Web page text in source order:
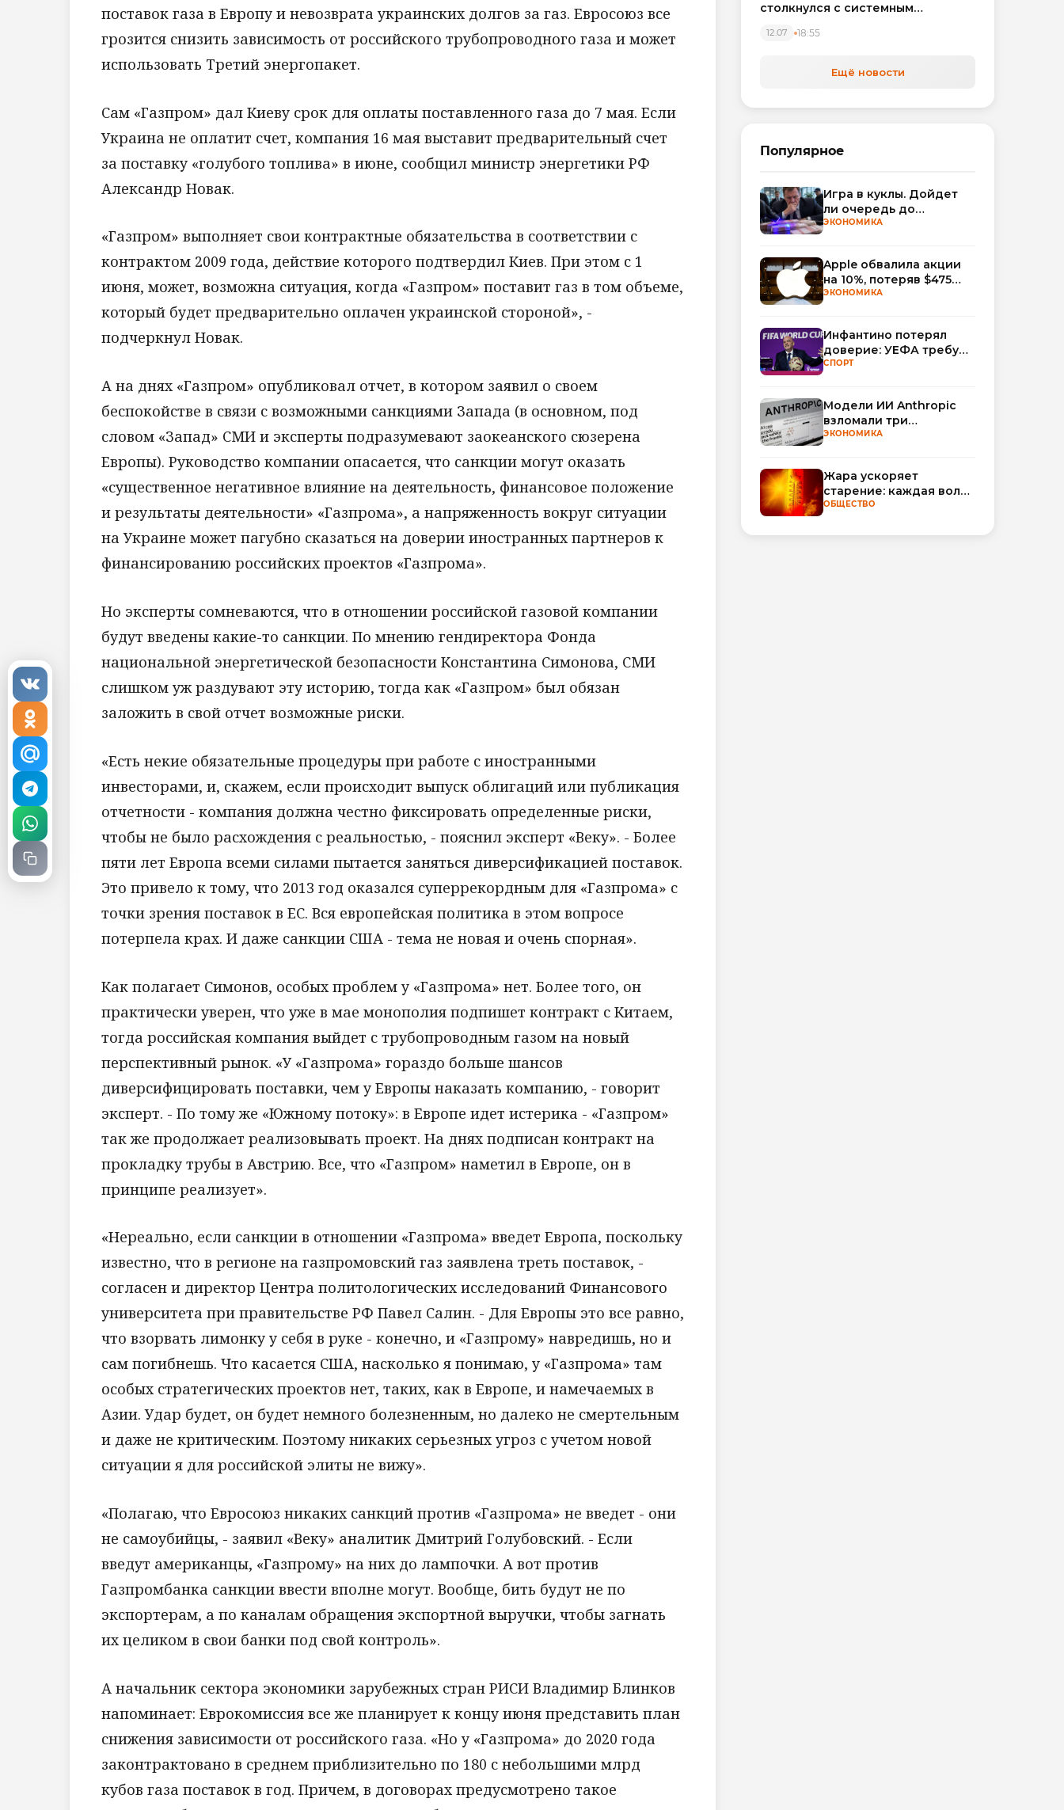
поставок газа в Европу и невозврата украинских долгов за газ. Евросоюз все
грозится снизить зависимость от российского трубопроводного газа и может
использовать Третий энергопакет.
Сам «Газпром» дал Киеву срок для оплаты поставленного газа до 7 мая. Если
Украина не оплатит счет, компания 16 мая выставит предварительный счет
за поставку «голубого топлива» в июне, сообщил министр энергетики РФ
Александр Новак.
«Газпром» выполняет свои контрактные обязательства в соответствии с
контрактом 2009 года, действие которого подтвердил Киев. При этом с 1
июня, может, возможна ситуация, когда «Газпром» поставит газ в том объеме,
который будет предварительно оплачен украинской стороной», -
подчеркнул Новак.
А на днях «Газпром» опубликовал отчет, в котором заявил о своем
беспокойстве в связи с возможными санкциями Запада (в основном, под
словом «Запад» СМИ и эксперты подразумевают заокеанского сюзерена
Европы). Руководство компании опасается, что санкции могут оказать
«существенное негативное влияние на деятельность, финансовое положение
и результаты деятельности» «Газпрома», а напряженность вокруг ситуации
на Украине может пагубно сказаться на доверии иностранных партнеров к
финансированию российских проектов «Газпрома».
Но эксперты сомневаются, что в отношении российской газовой компании
будут введены какие-то санкции. По мнению гендиректора Фонда
национальной энергетической безопасности Константина Симонова, СМИ
слишком уж раздувают эту историю, тогда как «Газпром» был обязан
заложить в свой отчет возможные риски.
«Есть некие обязательные процедуры при работе с иностранными
инвесторами, и, скажем, если происходит выпуск облигаций или публикация
отчетности - компания должна честно фиксировать определенные риски,
чтобы не было расхождения с реальностью, - пояснил эксперт «Веку». - Более
пяти лет Европа всеми силами пытается заняться диверсификацией поставок.
Это привело к тому, что 2013 год оказался суперрекордным для «Газпрома» с
точки зрения поставок в ЕС. Вся европейская политика в этом вопросе
потерпела крах. И даже санкции США - тема не новая и очень спорная».
Как полагает Симонов, особых проблем у «Газпрома» нет. Более того, он
практически уверен, что уже в мае монополия подпишет контракт с Китаем,
тогда российская компания выйдет с трубопроводным газом на новый
перспективный рынок. «У «Газпрома» гораздо больше шансов
диверсифицировать поставки, чем у Европы наказать компанию, - говорит
эксперт. - По тому же «Южному потоку»: в Европе идет истерика - «Газпром»
так же продолжает реализовывать проект. На днях подписан контракт на
прокладку трубы в Австрию. Все, что «Газпром» наметил в Европе, он в
принципе реализует».
«Нереально, если санкции в отношении «Газпрома» введет Европа, поскольку
известно, что в регионе на газпромовский газ заявлена треть поставок, -
согласен и директор Центра политологических исследований Финансового
университета при правительстве РФ Павел Салин. - Для Европы это все равно,
что взорвать лимонку у себя в руке - конечно, и «Газпрому» навредишь, но и
сам погибнешь. Что касается США, насколько я понимаю, у «Газпрома» там
особых стратегических проектов нет, таких, как в Европе, и намечаемых в
Азии. Удар будет, он будет немного болезненным, но далеко не смертельным
и даже не критическим. Поэтому никаких серьезных угроз с учетом новой
ситуации я для российской элиты не вижу».
«Полагаю, что Евросоюз никаких санкций против «Газпрома» не введет - они
не самоубийцы, - заявил «Веку» аналитик Дмитрий Голубовский. - Если
введут американцы, «Газпрому» на них до лампочки. А вот против
Газпромбанка санкции ввести вполне могут. Вообще, бить будут не по
экспортерам, а по каналам обращения экспортной выручки, чтобы загнать
их целиком в свои банки под свой контроль».
А начальник сектора экономики зарубежных стран РИСИ Владимир Блинков
напоминает: Еврокомиссия все же планирует к концу июня представить план
снижения зависимости от российского газа. «Но у «Газпрома» до 2020 года
законтрактовано в среднем приблизительно по 180 с небольшими млрд
кубов газа поставок в год. Причем, в договорах предусмотрено такое
столкнулся с системным
12.07 18:55
Ещё новости
Популярное
Игра в куклы. Дойдет
ли очередь до
Миллера?
ЭКОНОМИКА
Apple обвалила акции
на 10%, потеряв $475
млрд капитализации
ЭКОНОМИКА
Инфантино потерял
доверие: УЕФА требует
смены руководства
СПОРТ
Модели ИИ Anthropic
взломали три
организации во время
ЭКОНОМИКА
Жара ускоряет
старение: каждая волна
тепла добавляет
биологического
ОБЩЕСТВО